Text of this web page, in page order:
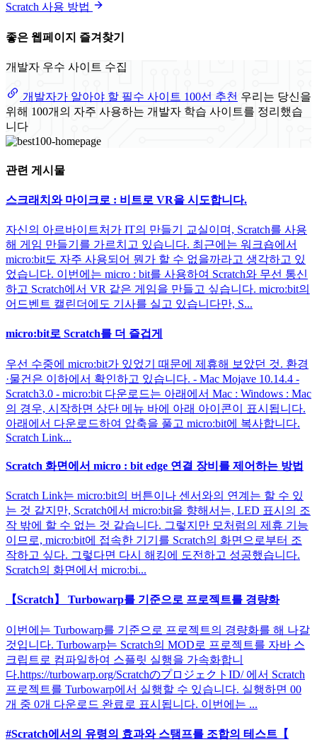
Scratch 사용 방법
좋은 웹페이지 즐겨찾기
개발자 우수 사이트 수집
개발자가 알아야 할 필수 사이트 100선 추천 우리는 당신을
위해 100개의 자주 사용하는 개발자 학습 사이트를 정리했습
니다
관련 게시물
스크래치와 마이크로 : 비트로 VR을 시도합니다.
자신의 아르바이트처가 IT의 만들기 교실이며, Scratch를 사용
해 게임 만들기를 가르치고 있습니다. 최근에는 워크숍에서
micro:bit도 자주 사용되어 뭔가 할 수 없을까라고 생각하고 있
었습니다. 이번에는 micro : bit를 사용하여 Scratch와 무선 통신
하고 Scratch에서 VR 같은 게임을 만들고 싶습니다. micro:bit의
어드벤트 캘린더에도 기사를 실고 있습니다만, S...
micro:bit로 Scratch를 더 즐겁게
우선 수중에 micro:bit가 있었기 때문에 제휴해 보았던 것. 환경
·물건은 이하에서 확인하고 있습니다. - Mac Mojave 10.14.4 -
Scratch3.0 - micro:bit 다운로드는 아래에서 Mac : Windows : Mac
의 경우, 시작하면 상단 메뉴 바에 아래 아이콘이 표시됩니다.
아래에서 다운로드하여 압축을 풀고 micro:bit에 복사합니다.
Scratch Link...
Scratch 화면에서 micro : bit edge 연결 장비를 제어하는 ​​방법
Scratch Link는 micro:bit의 버튼이나 센서와의 연계는 할 수 있
는 것 같지만, Scratch에서 micro:bit을 향해서는, LED 표시의 조
작 밖에 할 수 없는 것 같습니다. 그렇지만 모처럼의 제휴 기능
이므로, micro:bit에 접속한 기기를 Scratch의 화면으로부터 조
작하고 싶다. 그렇다면 다시 해킹에 도전하고 성공했습니다.
Scratch의 화면에서 micro:bi...
【Scratch】 Turbowarp를 기준으로 프로젝트를 경량화
이번에는 Turbowarp를 기준으로 프로젝트의 경량화를 해 나갈
것입니다. Turbowarp는 Scratch의 MOD로 프로젝트를 자바 스
크립트로 컴파일하여 스플릿 실행을 가속화합니
다.https://turbowarp.org/ScratchのプロジェクトID/ 에서 Scratch
프로젝트를 Turbowarp에서 실행할 수 있습니다. 실행하면 00
개 중 0개 다운로드 완료로 표시됩니다. 이번에는 ...
#Scratch에서의 유령의 효과와 스탬프를 조합의 테스트【